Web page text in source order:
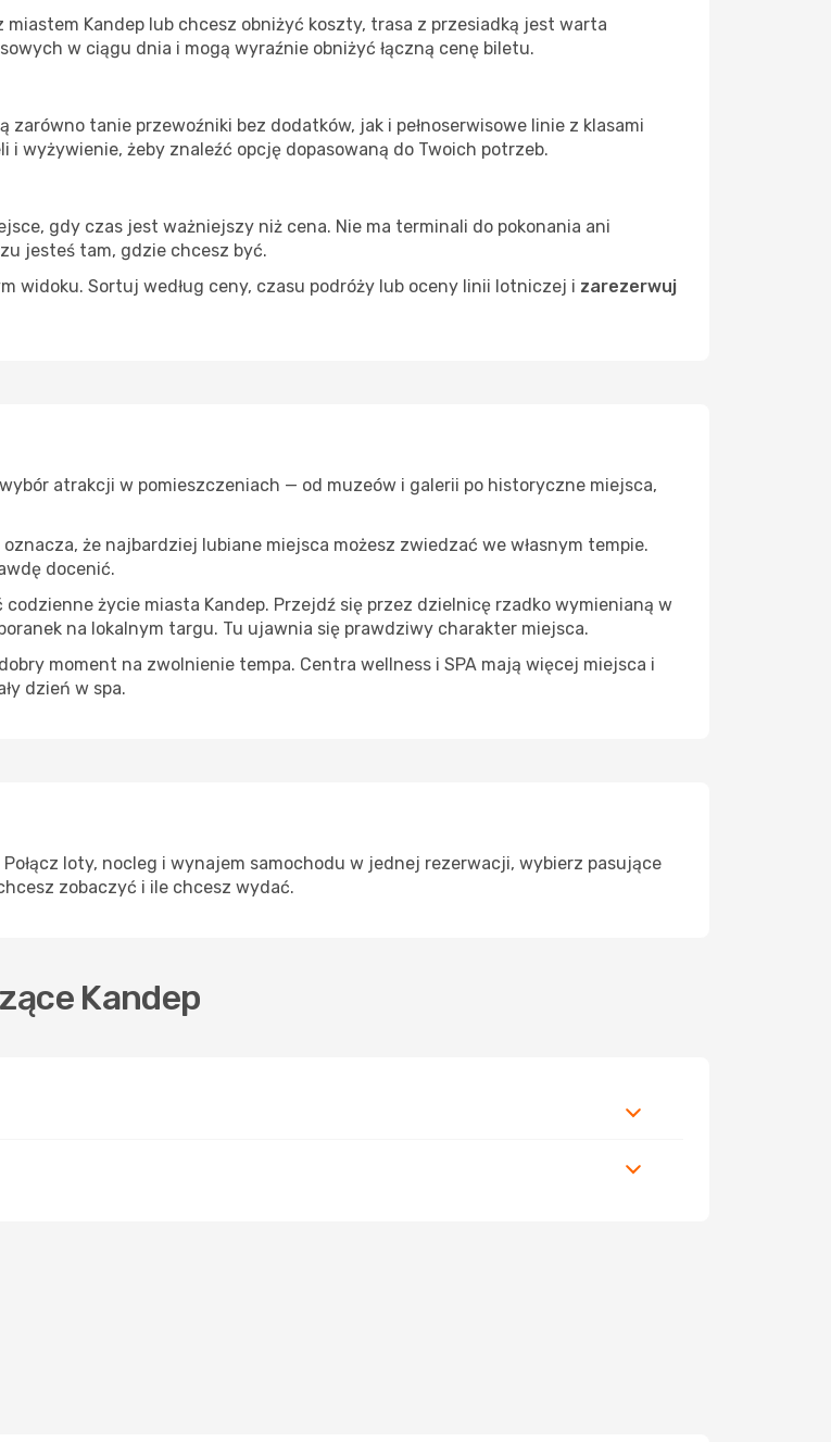
Kandep lub chcesz obniżyć koszty, trasa z przesiadką jest warta
w ciągu dnia i mogą wyraźnie obniżyć łączną cenę biletu.
tanie przewoźniki bez dodatków, jak i pełnoserwisowe linie z klasami
wyżywienie, żeby znaleźć opcję dopasowaną do Twoich potrzeb.
gdy czas jest ważniejszy niż cena. Nie ma terminali do pokonania ani
jesteś tam, gdzie chcesz być.
widoku. Sortuj według ceny, czasu podróży lub oceny linii lotniczej i zarezerwuj
atrakcji w pomieszczeniach — od muzeów i galerii po historyczne miejsca,
oznacza, że najbardziej lubiane miejsca możesz zwiedzać we własnym tempie.
docenić.
życie miasta Kandep. Przejdź się przez dzielnicę rzadko wymienianą w
na lokalnym targu. Tu ujawnia się prawdziwy charakter miejsca.
moment na zwolnienie tempa. Centra wellness i SPA mają więcej miejsca i
dzień w spa.
loty, nocleg i wynajem samochodu w jednej rezerwacji, wybierz pasujące
zobaczyć i ile chcesz wydać.
Kandep